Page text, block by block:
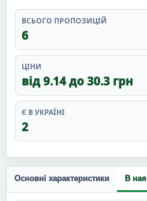
ВСЬОГО ПРОПОЗИЦІЙ
6
ЦІНИ
від 9.14 до 30.3 грн
Є В УКРАЇНІ
2
Основні характеристики В